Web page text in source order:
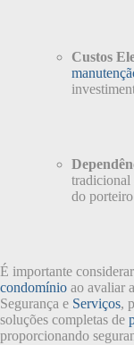
Custos
tradicional
do
É importante
condomínio ao avaliar
Segurança e Serviços,
soluções completas de
proporcionando